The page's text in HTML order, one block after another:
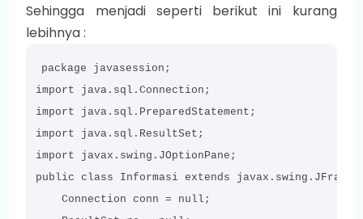
Sehingga menjadi seperti berikut ini kurang
lebihnya :
package javasession;
import java.sql.Connection;
import java.sql.PreparedStatement;
import java.sql.ResultSet;
import javax.swing.JOptionPane;
public class Informasi extends javax.swing.JFrame
Connection conn = null;